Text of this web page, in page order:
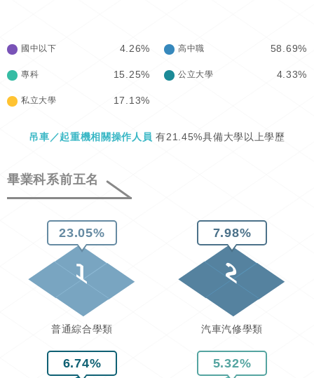
國中以下 4.26% 高中職 58.69%
專科 15.25% 公立大學 4.33%
私立大學 17.13%
吊車／起重機相關操作人員 有21.45%具備大學以上學歷
畢業科系前五名
23.05%
1
普通綜合學類
7.98%
2
汽車汽修學類
6.74% 5.32%